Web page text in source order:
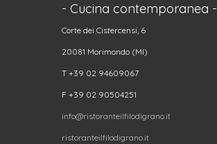
- Cucina contemporanea -
Corte dei Cistercensi, 6
20081 Morimondo (MI)
T +39 02 94609067
F +39 02 90504251
info@ristoranteilfilodigrano.it
ristoranteilfilodigrano.it